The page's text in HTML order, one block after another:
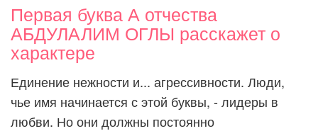
Первая буква А отчества
АБДУЛАЛИМ ОГЛЫ расскажет о
характере
Единение нежности и... агрессивности. Люди,
чье имя начинается с этой буквы, - лидеры в
любви. Но они должны постоянно